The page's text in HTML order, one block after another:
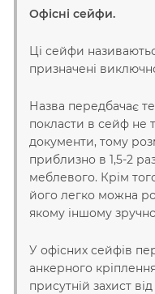
Офісні сейфи.
Ці сейфи
призначені
Назва передбачає
покласти в сейф не
документи, тому
приблизно в 1,5-2
меблевого. Крім
його легко можна
якому іншому
У офісних сейфів
анкерного
присутній захист